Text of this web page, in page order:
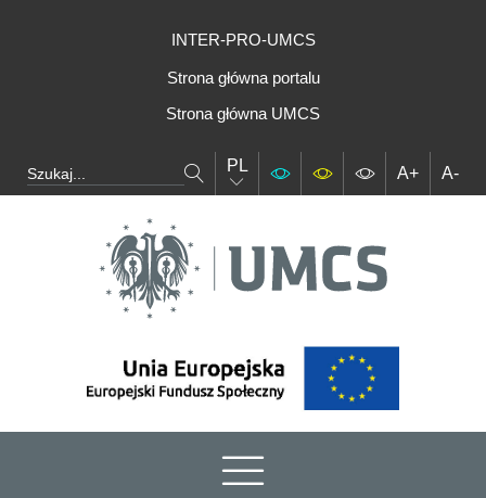
INTER-PRO-UMCS
Strona główna portalu
Strona główna UMCS
PL A+ A-